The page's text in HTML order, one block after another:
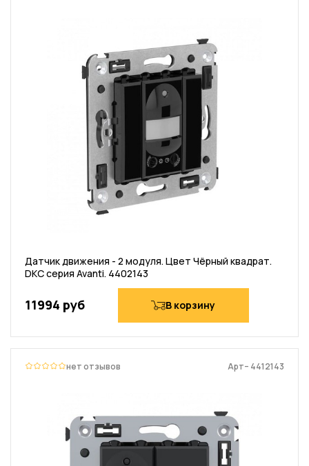
Датчик движения - 2 модуля. Цвет Чёрный квадрат.
DKC серия Avanti. 4402143
11994 руб В корзину
нет отзывов Арт– 4412143